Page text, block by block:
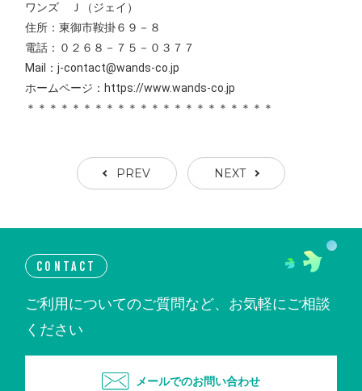
ワンズ Ｊ（ジェイ）
住所：東御市鞍掛６９－８
電話：０２６８－７５－０３７７
Mail：j-contact@wands-co.jp
ホームページ：https://www.wands-co.jp
＊＊＊＊＊＊＊＊＊＊＊＊＊＊＊＊＊＊＊＊＊＊
PREV NEXT
CONTACT
ご利用についてのご質問など、お気軽にご相談
ください
メールでのお問い合わせ